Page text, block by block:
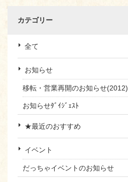
カテゴリー
全て
お知らせ
移転・営業再開のお知らせ(2012)
お知らせﾀﾞｲｼﾞｪｽﾄ
★最近のおすすめ
イベント
だっちゃイベントのお知らせ